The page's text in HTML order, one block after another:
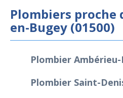
Plombiers proche
en-Bugey (01500)
Plombier Ambérieu-
Plombier Saint-